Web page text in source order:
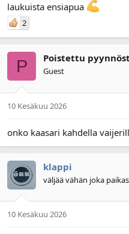
laukuista ensiapua
2
P Poistettu
Guest
10 Kesäkuu 2026
onko kaasari kahdella
klappi
väljää vähän joka
10 Kesäkuu 2026